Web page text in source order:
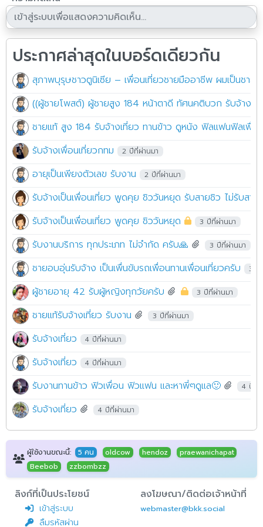
ประกาศล่าสุดในบอร์ดเดียวกัน
สุภาพบุรุษชาวตูนิเซีย – เพื่อนเที่ยวชายมืออาชีพ ผมเป็นชาย
((ผู้ชายโพสต์) ผู้ชายสูง 184 หน้าตาดี ทัศนคติบวก รับจ้างเป็
ชายแท้ สูง 184 รับจ้างเที่ยว ทานข้าว ดูหนัง ฟิลแฟนฟิลเพื่
รับจ้างเพื่อนเที่ยวกทม
2 ปีที่ผ่านมา
อายุเป็นเพียงตัวเลข รับงาน 2 ปีที่ผ่านมา
รับจ้างเป็นเพื่อนเที่ยว พูดคุย ชิววันหยุด รับสายชิว ไม่รับสาย
รับจ้างเป็นเพื่อนเที่ยว พูดคุย ชิววันหยุด
3 ปีที่ผ่านมา
รับงานบริการ ทุกประเภท ไม่จำกัด ครับ🙏 3 ปีที่ผ่านมา
ชายอบอุ่นรับจ้าง เป็นเพื่ินขับรถเพื่อนทานเพื่อนเที่ยวครับ 3 ปี
ผู้ชายอายุ 42 รับผู้หญิงทุกวัยครับ 3 ปีที่ผ่านมา
ชายเเท้รับจ้างเที่ยว รับงาน 3 ปีที่ผ่านมา
รับจ้างเที่ยว 4 ปีที่ผ่านมา
รับจ้างเที่ยว 4 ปีที่ผ่านมา
รับงานทานข้าว ฟิวเพื่อน ฟิวแฟน และหาพี่ๆดูแล🙂 4 ปีที่
รับจ้างเที่ยว 4 ปีที่ผ่านมา
ผู้ใช้งานขณะนี้: 5 คน oldcow hendoz
praewanichapat
Beebob
zzbombzz
ลิงก์ที่เป็นประโยชน์
เข้าสู่ระบบ
ลืมรหัสผ่าน
ลงโฆษณา/ติดต่อเจ้าหน้าที่
webmaster@bkk.social